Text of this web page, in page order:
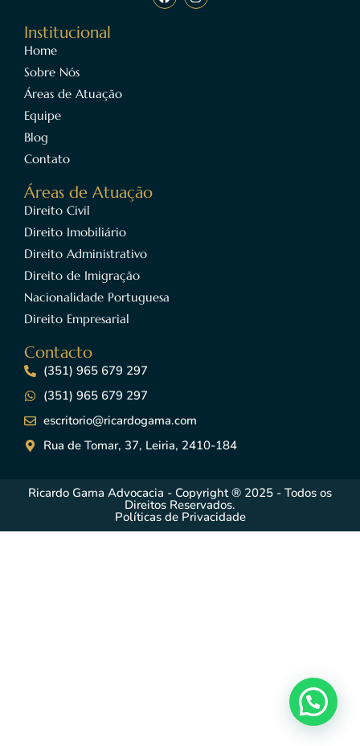
Institucional
Home
Sobre Nós
Áreas de Atuação
Equipe
Blog
Contato
Áreas de Atuação
Direito Civil
Direito Imobiliário
Direito Administrativo
Direito de Imigração
Nacionalidade Portuguesa
Direito Empresarial
Contacto
(351) 965 679 297
(351) 965 679 297
escritorio@ricardogama.com
Rua de Tomar, 37, Leiria, 2410-184
Ricardo Gama Advocacia - Copyright ® 2025 - Todos os
Direitos Reservados.
Políticas de Privacidade